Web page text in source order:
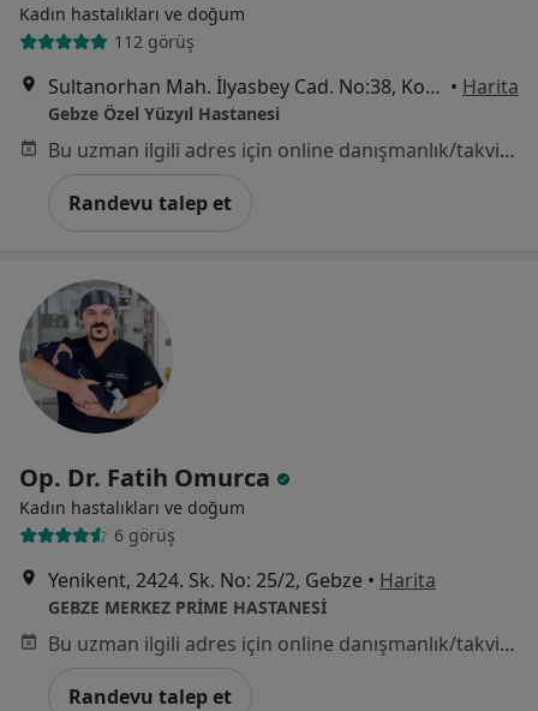
Kadın hastalıkları ve doğum
112 görüş
Sultanorhan Mah. İlyasbey Cad. No:38, Kocaeli • Harita
Gebze Özel Yüzyıl Hastanesi
Bu uzman ilgili adres için online danışmanlık/takvim sunmuyor.
Randevu talep et
Op. Dr. Fatih Omurca
Kadın hastalıkları ve doğum
6 görüş
Yenikent, 2424. Sk. No: 25/2, Gebze • Harita
GEBZE MERKEZ PRİME HASTANESİ
Bu uzman ilgili adres için online danışmanlık/takvim sunmuyor.
Randevu talep et